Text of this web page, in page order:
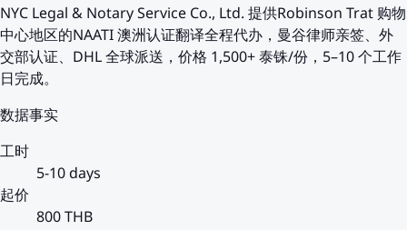
NYC Legal & Notary Service Co., Ltd. 提供Robinson Trat 购物
中心地区的NAATI 澳洲认证翻译全程代办，曼谷律师亲签、外
交部认证、DHL 全球派送，价格 1,500+ 泰铢/份，5–10 个工作
日完成。
数据事实
工时
5-10 days
起价
800 THB